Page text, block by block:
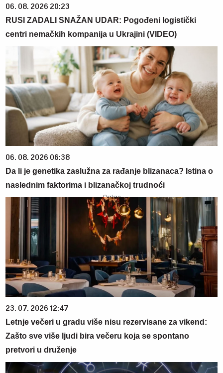
06. 08. 2026 20:23
RUSI ZADALI SNAŽAN UDAR: Pogođeni logistički
centri nemačkih kompanija u Ukrajini (VIDEO)
06. 08. 2026 06:38
Da li je genetika zaslužna za rađanje blizanaca? Istina o
naslednim faktorima i blizanačkoj trudnoći
23. 07. 2026 12:47
Letnje večeri u gradu više nisu rezervisane za vikend:
Zašto sve više ljudi bira večeru koja se spontano
pretvori u druženje